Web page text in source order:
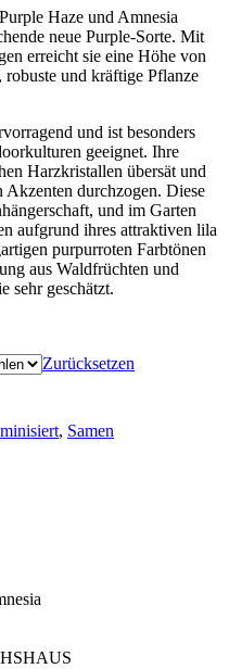
Haze und Amnesia
neue Purple-Sorte. Mit
erreicht sie eine Höhe von
und kräftige Pflanze
und ist besonders
geeignet. Ihre
Harzkristallen übersät und
durchzogen. Diese
und im Garten
aufgrund ihres attraktiven lila
purpurroten Farbtönen
aus Waldfrüchten und
sehr geschätzt.
Zurücksetzen
, Samen